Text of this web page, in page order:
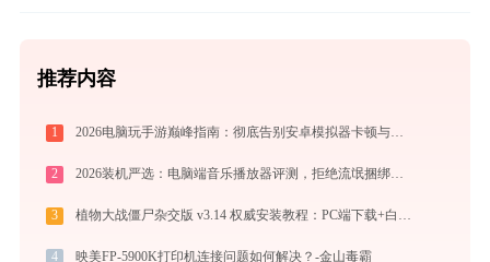
推荐内容
1 2026电脑玩手游巅峰指南：彻底告别安卓模拟器卡顿与捆绑，体验官方原生多端互通
2 2026装机严选：电脑端音乐播放器评测，拒绝流氓捆绑，还原极致无损心流音质
3 植物大战僵尸杂交版 v3.14 权威安装教程：PC端下载+白屏闪退完美解决
4 映美FP-5900K打印机连接问题如何解决？-金山毒霸